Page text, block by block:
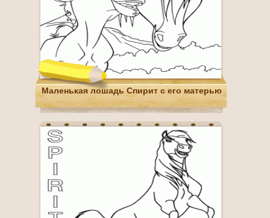
Маленькая лошадь Спирит с его матерью